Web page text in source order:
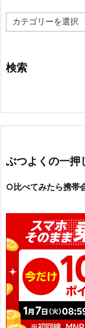
テ
ー
検索
ぶつよくの一押
○比べてみたら携帯